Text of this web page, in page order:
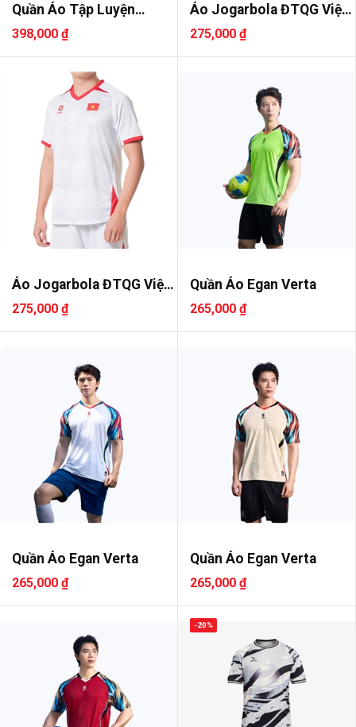
Quần Áo Tập Luyện
Jogarbola ..
398,000 ₫
Áo Jogarbola ĐTQG Việt
Nam 2..
275,000 ₫
Áo Jogarbola ĐTQG Việt
Nam 2..
275,000 ₫
Quần Áo Egan Verta
265,000 ₫
Quần Áo Egan Verta
265,000 ₫
Quần Áo Egan Verta
265,000 ₫
-20%